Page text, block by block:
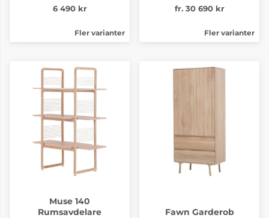
6 490 kr
Fler varianter
fr. 30 690 kr
Fler varianter
Muse 140
Rumsavdelare
Fawn Garderob